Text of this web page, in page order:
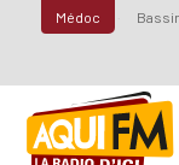
Médoc